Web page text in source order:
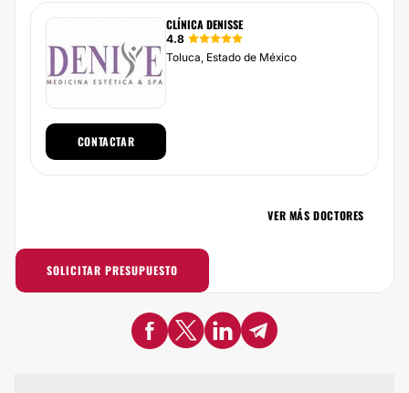
CLÍNICA DENISSE
4.8
Toluca, Estado de México
CONTACTAR
VER MÁS DOCTORES
SOLICITAR PRESUPUESTO